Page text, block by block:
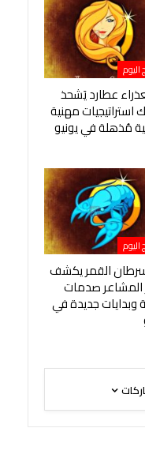
اليوم
عطارد يَشحذ
استراتيجيات مهنية
مُذهلة في يونيو
اليوم
القمر يكشف
المشاعر صدمات
وبدايات جديدة في